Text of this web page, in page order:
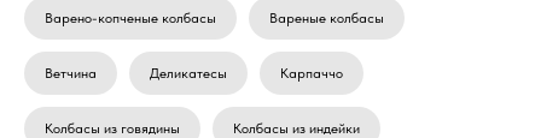
Варено-копченые колбасы Вареные колбасы
Ветчина Деликатесы Карпаччо
Колбасы из говядины Колбасы из индейки